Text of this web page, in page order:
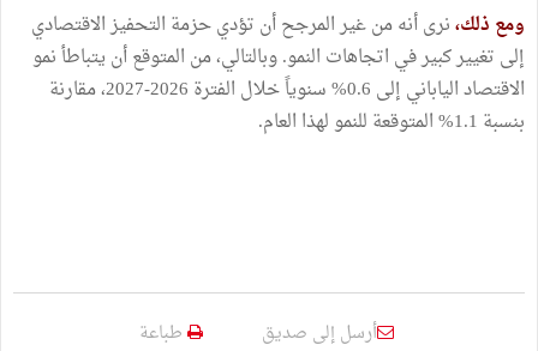
ومع ذلك،نرى أنه من غير المرجح أن تؤدي حزمة التحفيز الاقتصادي
إلى تغيير كبير في اتجاهات النمو. وبالتالي، من المتوقع أن يتباطأ نمو
الاقتصاد الياباني إلى 0.6% سنوياً خلال الفترة 2026-2027، مقارنة
بنسبة 1.1% المتوقعة للنمو لهذا العام.
أرسل إلى صديق طباعة